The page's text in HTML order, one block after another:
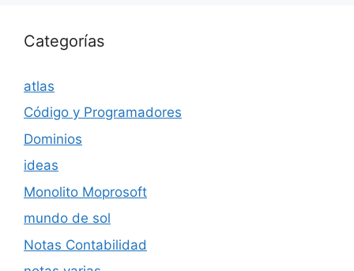
Categorías
atlas
Código y Programadores
Dominios
ideas
Monolito Moprosoft
mundo de sol
Notas Contabilidad